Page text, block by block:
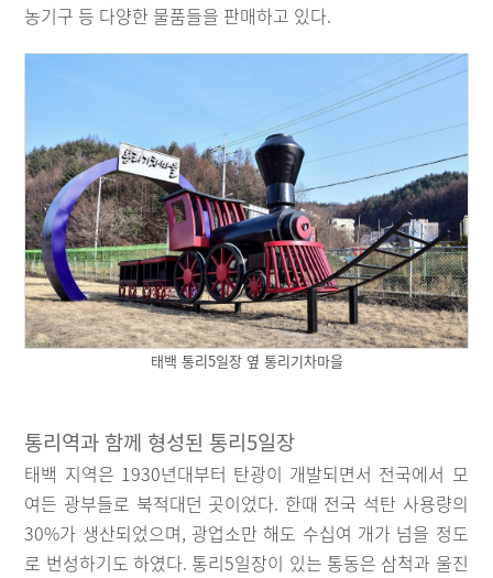
농기구 등 다양한 물품들을 판매하고 있다.
태백 통리5일장 옆 통리기차마을
통리역과 함께 형성된 통리5일장
태백 지역은 1930년대부터 탄광이 개발되면서 전국에서 모
여든 광부들로 북적대던 곳이었다. 한때 전국 석탄 사용량의
30%가 생산되었으며, 광업소만 해도 수십여 개가 넘을 정도
로 번성하기도 하였다. 통리5일장이 있는 통동은 삼척과 울진